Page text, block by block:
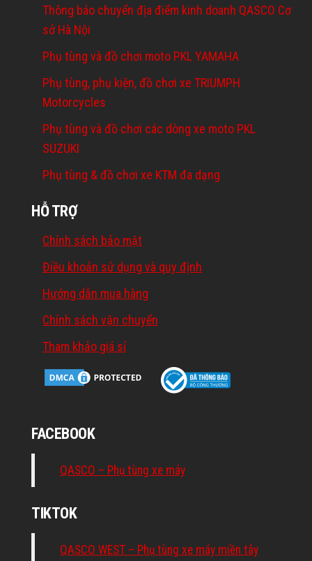
Thông báo chuyển địa điểm kinh doanh QASCO Cơ
sở Hà Nội
Phụ tùng và đồ chơi moto PKL YAMAHA
Phụ tùng, phụ kiện, đồ chơi xe TRIUMPH
Motorcycles
Phụ tùng và đồ chơi các dòng xe moto PKL
SUZUKI
Phụ tùng & đồ chơi xe KTM đa dạng
HỖ TRỢ
Chính sách bảo mật
Điều khoản sử dụng và quy định
Hướng dẫn mua hàng
Chính sách vận chuyển
Tham khảo giá sỉ
FACEBOOK
QASCO – Phụ tùng xe máy
TIKTOK
QASCO WEST – Phụ tùng xe máy miền tây